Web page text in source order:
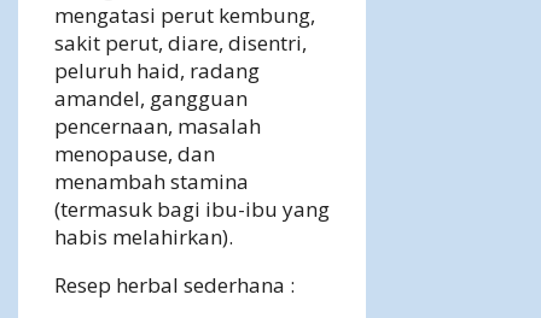
mengatasi perut kembung,
sakit perut, diare, disentri,
peluruh haid, radang
amandel, gangguan
pencernaan, masalah
menopause, dan
menambah stamina
(termasuk bagi ibu-ibu yang
habis melahirkan).
Resep herbal sederhana :